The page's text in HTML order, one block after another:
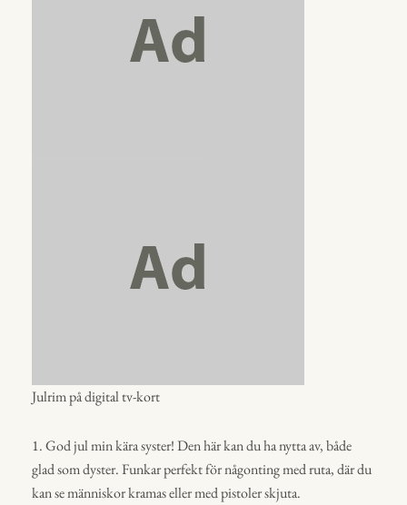
Julrim på digital tv-kort
1. God jul min kära syster! Den här kan du ha nytta av, både
glad som dyster. Funkar perfekt för någonting med ruta, där du
kan se människor kramas eller med pistoler skjuta.